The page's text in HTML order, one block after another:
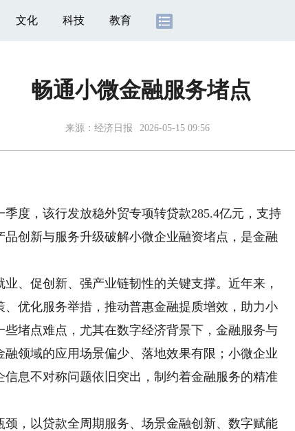
文化 科技 教育
畅通小微金融服务堵点
来源： 经济日报 2026-05-15 09:56
，该行发放稳外贸专项转贷款285.4亿元，支持
创新与服务升级破解小微企业融资堵点，是金融
促创新、强产业链韧性的关键支撑。近年来，
优化服务举措，推动普惠金融提质增效，助力小
堵点难点，尤其在数字经济背景下，金融服务与
领域的应用场景偏少、落地效果有限；小微企业
息不对称问题依旧突出，制约着金融服务的精准
，以贷款全周期服务、场景金融创新、数字赋能